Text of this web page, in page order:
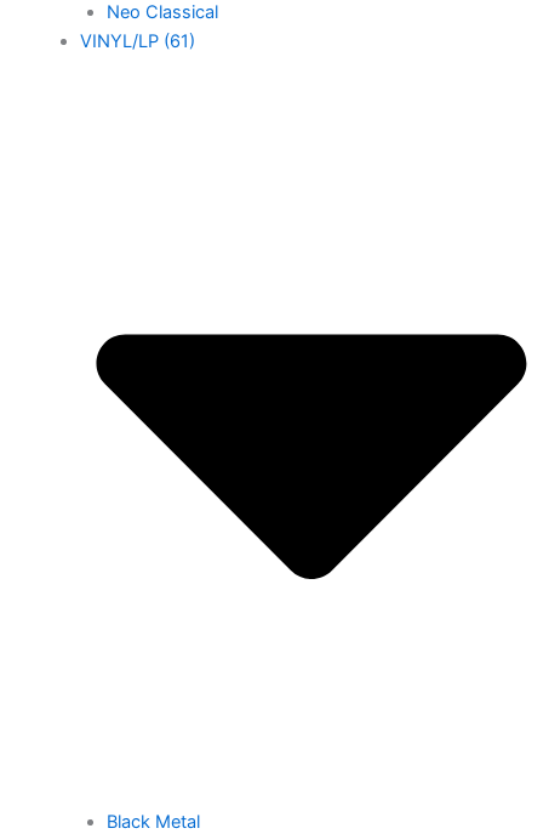
Neo Classical
VINYL/LP (61)
Black Metal